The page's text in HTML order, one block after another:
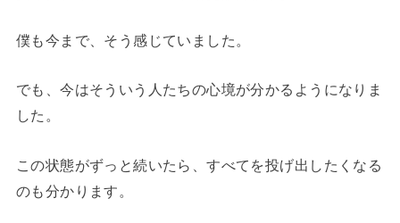
僕も今まで、そう感じていました。
でも、今はそういう人たちの心境が分かるようになりま
した。
この状態がずっと続いたら、すべてを投げ出したくなる
のも分かります。